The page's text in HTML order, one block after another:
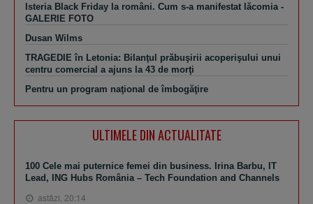
Isteria Black Friday la români. Cum s-a manifestat lăcomia -
GALERIE FOTO
Dusan Wilms
TRAGEDIE în Letonia: Bilanţul prăbuşirii acoperişului unui
centru comercial a ajuns la 43 de morţi
Pentru un program naţional de îmbogăţire
ULTIMELE DIN ACTUALITATE
100 Cele mai puternice femei din business. Irina Barbu, IT
Lead, ING Hubs România – Tech Foundation and Channels
astăzi, 20:14